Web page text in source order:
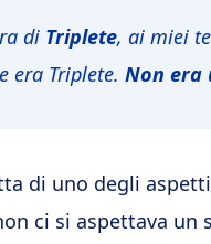
di Triplete, ai miei
era Triplete. Non era
di uno degli
ci si aspettava un